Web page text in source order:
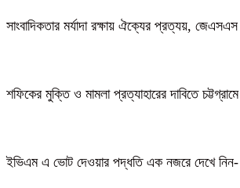
সাংবাদিকতার মর্যাদা রক্ষায় ঐক্যের প্রত্যয়,
শফিকের মুক্তি ও মামলা প্রত্যাহারের দাবিতে
ইভিএম এ ভোট দেওয়ার পদ্ধতি এক নজরে দেখে